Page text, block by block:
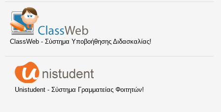
ClassWeb - Σύστημα Υποβοήθησης Διδασκαλίας!
Unistudent - Σύστημα Γραμματείας Φοιτητών!